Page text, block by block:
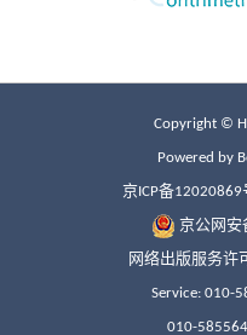
Copyright ©
Powered by
京ICP备12020869
京公网安
网络出版服务许
Service: 010-
010-